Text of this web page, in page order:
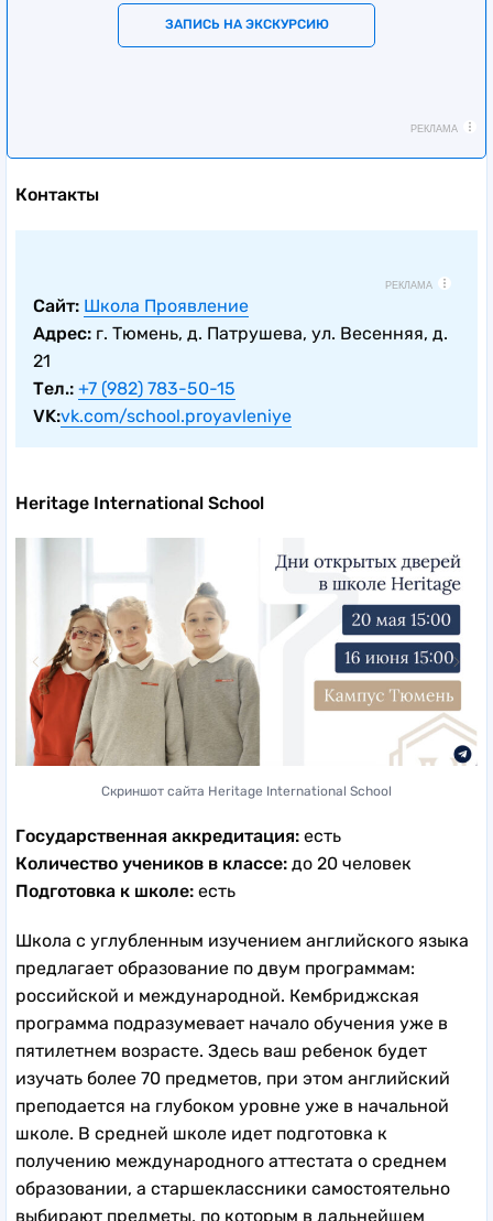
ЗАПИСЬ НА ЭКСКУРСИЮ
РЕКЛАМА
Контакты
РЕКЛАМА
Сайт: Школа Проявление
Адрес: г. Тюмень, д. Патрушева, ул. Весенняя, д.
21
Тел.: +7 (982) 783-50-15
VK:vk.com/school.proyavleniye
Heritage International School
Скриншот сайта Heritage International School
Государственная аккредитация: есть
Количество учеников в классе: до 20 человек
Подготовка к школе: есть
Школа с углубленным изучением английского языка
предлагает образование по двум программам:
российской и международной. Кембриджская
программа подразумевает начало обучения уже в
пятилетнем возрасте. Здесь ваш ребенок будет
изучать более 70 предметов, при этом английский
преподается на глубоком уровне уже в начальной
школе. В средней школе идет подготовка к
получению международного аттестата о среднем
образовании, а старшеклассники самостоятельно
выбирают предметы, по которым в дальнейшем